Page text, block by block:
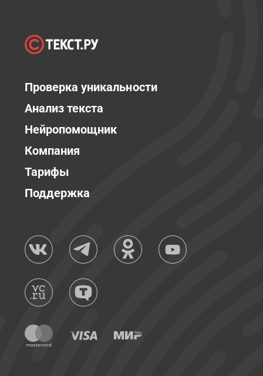
Проверка уникальности
Анализ текста
Нейропомощник
Компания
Тарифы
Поддержка